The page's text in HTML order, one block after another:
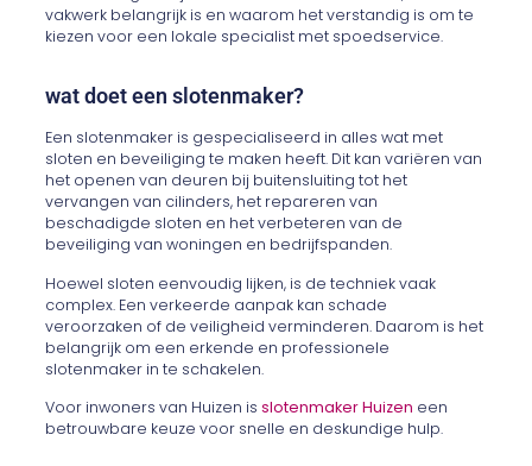
vakwerk belangrijk is en waarom het verstandig is om te
kiezen voor een lokale specialist met spoedservice.
wat doet een slotenmaker?
Een slotenmaker is gespecialiseerd in alles wat met
sloten en beveiliging te maken heeft. Dit kan variëren van
het openen van deuren bij buitensluiting tot het
vervangen van cilinders, het repareren van
beschadigde sloten en het verbeteren van de
beveiliging van woningen en bedrijfspanden.
Hoewel sloten eenvoudig lijken, is de techniek vaak
complex. Een verkeerde aanpak kan schade
veroorzaken of de veiligheid verminderen. Daarom is het
belangrijk om een erkende en professionele
slotenmaker in te schakelen.
Voor inwoners van Huizen isslotenmaker Huizen een
betrouwbare keuze voor snelle en deskundige hulp.